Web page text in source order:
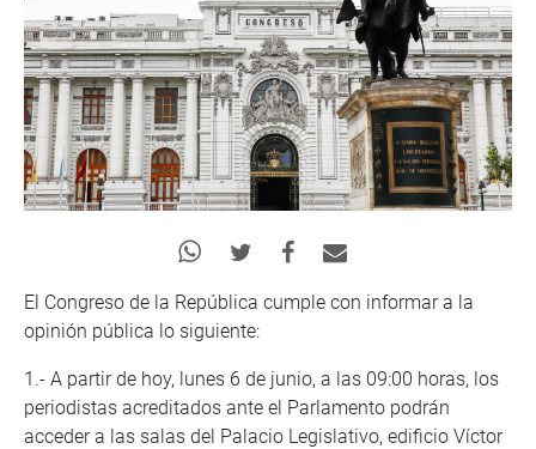
El Congreso de la República cumple con informar a la
opinión pública lo siguiente:
1.- A partir de hoy, lunes 6 de junio, a las 09:00 horas, los
periodistas acreditados ante el Parlamento podrán
acceder a las salas del Palacio Legislativo, edificio Víctor